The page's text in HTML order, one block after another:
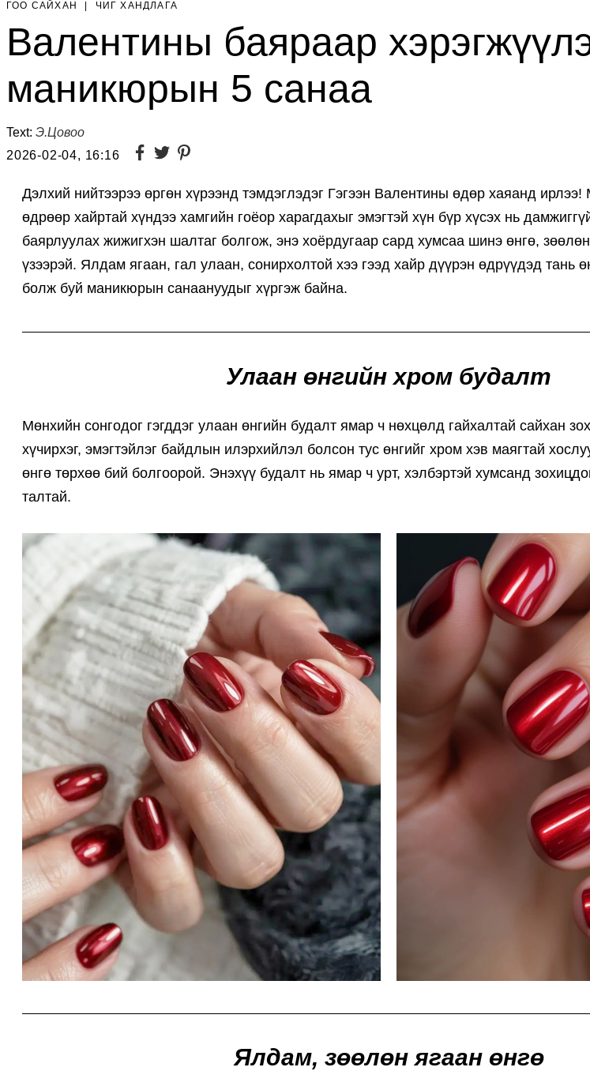
ГОО САЙХАН | ЧИГ ХАНДЛАГА
Валентины баяраар
маникюрын 5 санаа
Text: Э.Цовоо
2026-02-04, 16:16
Дэлхий нийтээрээ өргөн хүрээнд тэмдэглэдэг Гэгээн Валентины өдөр хаяанд
өдрөөр хайртай хүндээ хамгийн гоёор харагдахыг эмэгтэй хүн бүр хүсэх нь
баярлуулах жижигхэн шалтаг болгож, энэ хоёрдугаар сард хумсаа шинэ өнгө,
үзээрэй. Ялдам ягаан, гал улаан, сонирхолтой хээ гээд хайр дүүрэн өдрүүдэд тань
болж буй маникюрын санаануудыг хүргэж байна.
Улаан өнгийн хром будалт
Мөнхийн сонгодог гэгддэг улаан өнгийн будалт ямар ч нөхцөлд гайхалтай сайхан
хүчирхэг, эмэгтэйлэг байдлын илэрхийлэл болсон тус өнгийг хром хэв маягтай
өнгө төрхөө бий болгоорой. Энэхүү будалт нь ямар ч урт, хэлбэртэй хумсанд
талтай.
Ялдам, зөөлөн ягаан өнгө